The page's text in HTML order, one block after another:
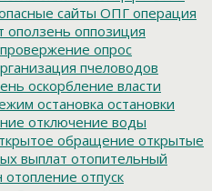
сайты ОПГ операция
оползень оппозиция
опрос
пчеловодов
оскорбление власти
остановка остановки
отключение воды
обращение открытые
выплат отопительный
отопление отпуск